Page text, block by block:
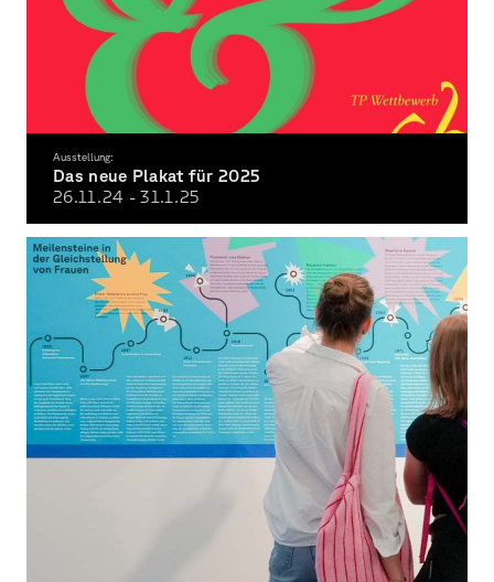
Ausstellung:
Das neue Plakat für 2025
26.11.24 - 31.1.25